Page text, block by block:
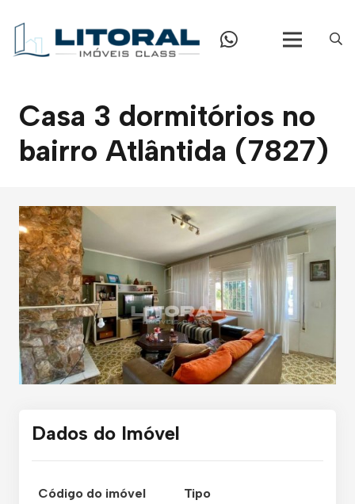
Casa 3 dormitórios no
bairro Atlântida (7827)
Dados do Imóvel
Código do imóvel
Tipo